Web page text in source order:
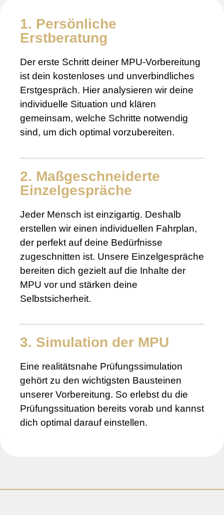
1. Persönliche
Erstberatung
Der erste Schritt deiner MPU-Vorbereitung
ist dein kostenloses und unverbindliches
Erstgespräch. Hier analysieren wir deine
individuelle Situation und klären
gemeinsam, welche Schritte notwendig
sind, um dich optimal vorzubereiten.
2. Maßgeschneiderte
Einzelgespräche
Jeder Mensch ist einzigartig. Deshalb
erstellen wir einen individuellen Fahrplan,
der perfekt auf deine Bedürfnisse
zugeschnitten ist. Unsere Einzelgespräche
bereiten dich gezielt auf die Inhalte der
MPU vor und stärken deine
Selbstsicherheit.
3. Simulation der MPU
Eine realitätsnahe Prüfungssimulation
gehört zu den wichtigsten Bausteinen
unserer Vorbereitung. So erlebst du die
Prüfungssituation bereits vorab und kannst
dich optimal darauf einstellen.